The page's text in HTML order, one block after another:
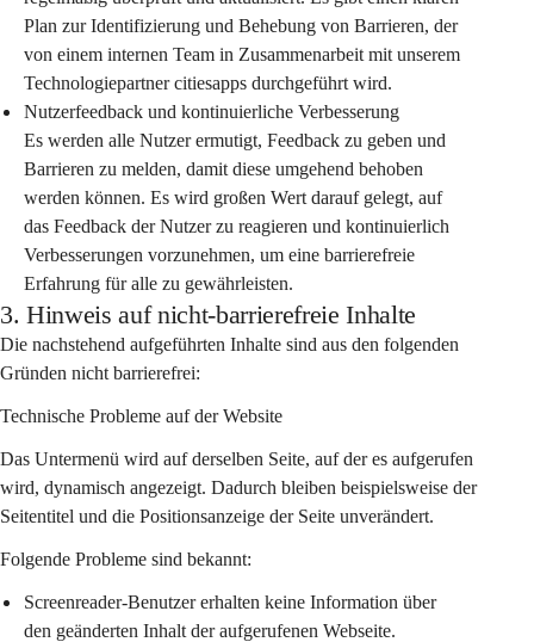
Plan zur Identifizierung und Behebung von Barrieren, der
von einem internen Team in Zusammenarbeit mit unserem
Technologiepartner citiesapps durchgeführt wird.
Nutzerfeedback und kontinuierliche Verbesserung
Es werden alle Nutzer ermutigt, Feedback zu geben und
Barrieren zu melden, damit diese umgehend behoben
werden können. Es wird großen Wert darauf gelegt, auf
das Feedback der Nutzer zu reagieren und kontinuierlich
Verbesserungen vorzunehmen, um eine barrierefreie
Erfahrung für alle zu gewährleisten.
3. Hinweis auf nicht-barrierefreie Inhalte
Die nachstehend aufgeführten Inhalte sind aus den folgenden
Gründen nicht barrierefrei:
Technische Probleme auf der Website
Das Untermenü wird auf derselben Seite, auf der es aufgerufen
wird, dynamisch angezeigt. Dadurch bleiben beispielsweise der
Seitentitel und die Positionsanzeige der Seite unverändert.
Folgende Probleme sind bekannt:
Screenreader-Benutzer erhalten keine Information über
den geänderten Inhalt der aufgerufenen Webseite.